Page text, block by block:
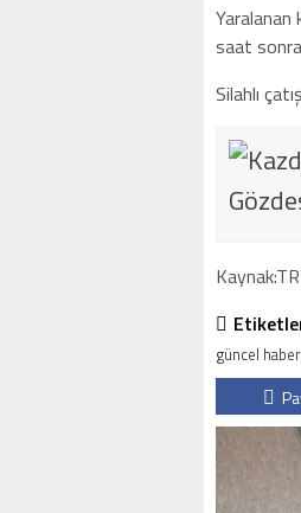
Yaralanan
saat
Silahlı
güncel haber